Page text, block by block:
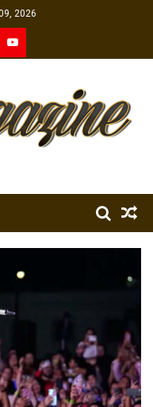
2026